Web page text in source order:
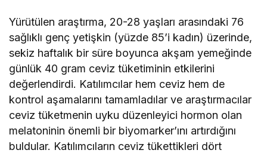
Yürütülen araştırma, 20-28 yaşları arasındaki 76
sağlıklı genç yetişkin (yüzde 85’i kadın) üzerinde,
sekiz haftalık bir süre boyunca akşam yemeğinde
günlük 40 gram ceviz tüketiminin etkilerini
değerlendirdi. Katılımcılar hem ceviz hem de
kontrol aşamalarını tamamladılar ve araştırmacılar
ceviz tüketmenin uyku düzenleyici hormon olan
melatoninin önemli bir biyomarker’ını artırdığını
buldular. Katılımcıların ceviz tükettikleri dört